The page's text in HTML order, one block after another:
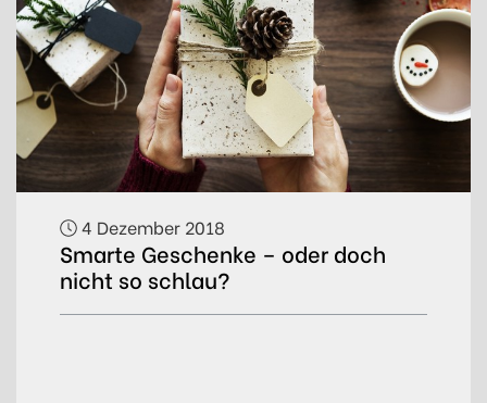
4 Dezember 2018
Smarte Geschenke – oder doch
nicht so schlau?